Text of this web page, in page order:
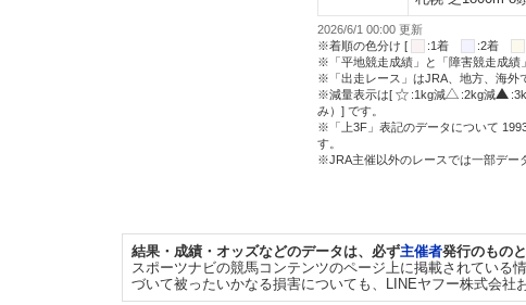
2026/6/1 00:00 更新
※着順の色分け [
:1着 :2着
※「平地競走成績」と「障害競走成績
※「出走レース」はJRA、地方、海外
※減量表示は[
:1kg減 :2kg減
み）] です。
※「上3F」表記のデータについて
す。
※JRA主催以外のレースでは一部デー
結果・成績・オッズなどのデータは、必ず主催者発行のもの
スポーツナビの競馬コンテンツのページ上に掲載されている
づいて被ったいかなる損害についても、LINEヤフー株式会社